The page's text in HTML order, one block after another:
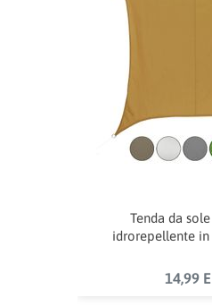
Tenda da
idrorepellente in
14,99